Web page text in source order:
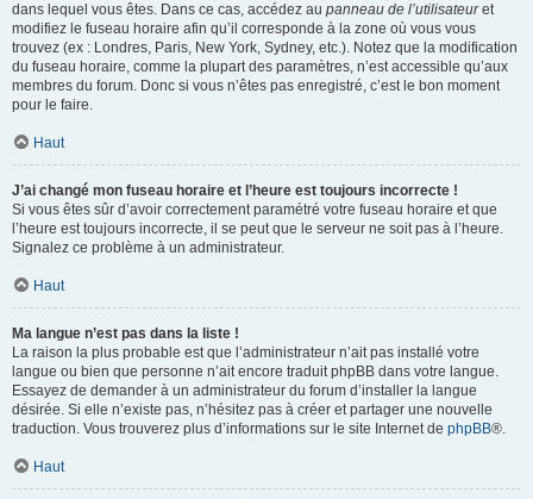
dans lequel vous êtes. Dans ce cas, accédez au panneau de l’utilisateuret
modifiez le fuseau horaire afin qu’il corresponde à la zone où vous vous
trouvez (ex : Londres, Paris, New York, Sydney, etc.). Notez que la modification
du fuseau horaire, comme la plupart des paramètres, n’est accessible qu’aux
membres du forum. Donc si vous n’êtes pas enregistré, c’est le bon moment
pour le faire.
Haut
J’ai changé mon fuseau horaire et l’heure est toujours incorrecte !
Si vous êtes sûr d’avoir correctement paramétré votre fuseau horaire et que
l’heure est toujours incorrecte, il se peut que le serveur ne soit pas à l’heure.
Signalez ce problème à un administrateur.
Haut
Ma langue n’est pas dans la liste !
La raison la plus probable est que l’administrateur n’ait pas installé votre
langue ou bien que personne n’ait encore traduit phpBB dans votre langue.
Essayez de demander à un administrateur du forum d’installer la langue
désirée. Si elle n’existe pas, n’hésitez pas à créer et partager une nouvelle
traduction. Vous trouverez plus d’informations sur le site Internet de phpBB®.
Haut